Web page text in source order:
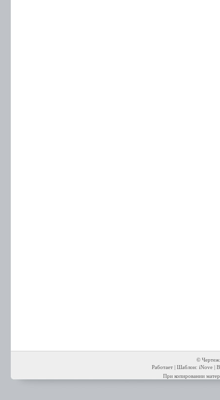
©
Работает | Шаблон: iNove |
При копировании